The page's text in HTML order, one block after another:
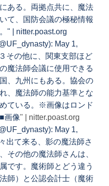
ある。両拠点共に、魔法
て、国防会議の極秘情報
" | nitter.poast.org
May 1,
その他に、関東支部ほど
魔法師会議に使用できる
、九州にもある。協会の
、魔法師の能力基準とな
ている。※画像はロンド
画像" | nitter.poast.org
May 1,
出て来る、影の魔法師さ
その他の魔法師さんは、
です。魔術師とどう違う
師）と公認会計士（魔術